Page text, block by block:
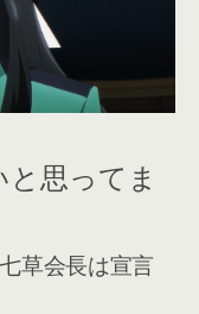
と思ってま
草会長は宣言